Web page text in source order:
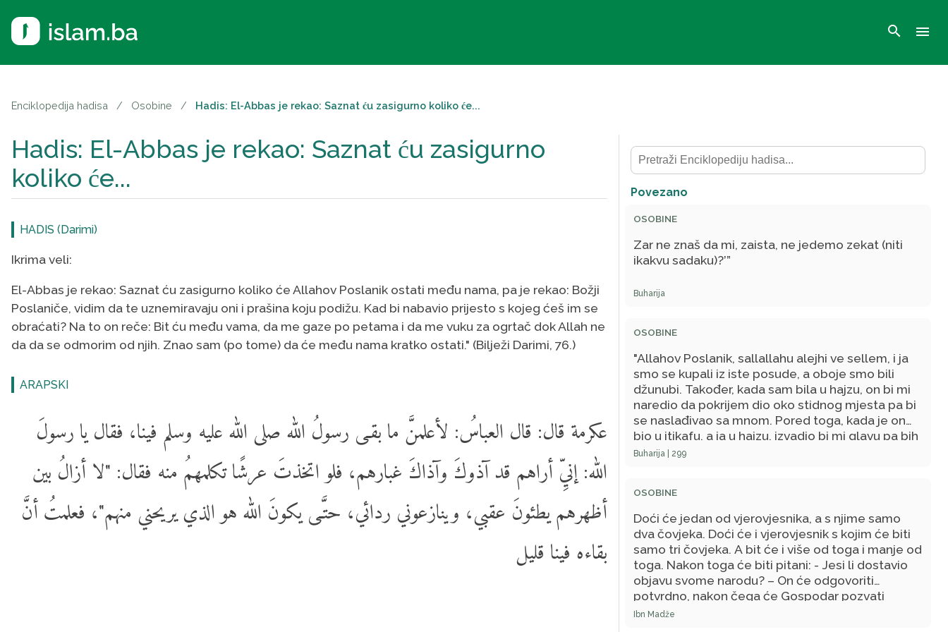
search menu
Enciklopedija hadisa / Osobine / Hadis: El-Abbas je rekao: Saznat ću zasigurno koliko će...
Hadis: El-Abbas je rekao: Saznat ću zasigurno
koliko će...
HADIS (Darimi)
Ikrima veli:
El-Abbas je rekao: Saznat ću zasigurno koliko će Allahov Poslanik ostati među nama, pa je rekao: Božji
Poslaniče, vidim da te uznemiravaju oni i prašina koju podižu. Kad bi nabavio prijesto s kojeg ćeš im se
obraćati? Na to on reče: Bit ću među vama, da me gaze po petama i da me vuku za ogrtač dok Allah ne
da da se odmorim od njih. Znao sam (po tome) da će među nama kratko ostati." (Bilježi Darimi, 76.)
ARAPSKI
عكرمة قال: قال العباسُ: لأعلمنَّ ما بقـى رسولُ الله صلى الله عليه وسلم فينا، فقال يا رسولَ
الله: إنيِّ أراهم قد آذوكَ وآذاكَ غبارهم، فلو اتخذتَ عرشًا تكلمهمُ منه فقال: "لا أزالُ بين
أظهرهم يطئونَ عقبي، وينازعوني ردائي، حتَّـى يكونَ الله هو الذي يريحني منهم"، فعلمتُ أنَّ
بقاءه فينا قليل
Povezano
OSOBINE
Zar ne znaš da mi, zaista, ne jedemo zekat (niti
ikakvu sadaku)?’”
Buharija
OSOBINE
"Allahov Poslanik, sallallahu alejhi ve sellem, i ja
smo se kupali iz iste posude, a oboje smo bili
džunubi. Također, kada sam bila u hajzu, on bi mi
naredio da pokrijem dio oko stidnog mjesta pa bi
se naslađivao sa mnom. Pored toga, kada je on
bio u itikafu, a ja u hajzu, izvadio bi mi glavu pa bih
mu je čistila."
Buharija | 299
OSOBINE
Doći će jedan od vjerovjesnika, a s njime samo
dva čovjeka. Doći će i vjerovjesnik s kojim će biti
samo tri čovjeka. A bit će i više od toga i manje od
toga. Nakon toga će biti pitani: - Jesi li dostavio
objavu svome narodu? – On će odgovoriti
potvrdno, nakon čega će Gospodar pozvati
njegov narod i pitati ih: - Je li vam dostavljena
Ibn Madže